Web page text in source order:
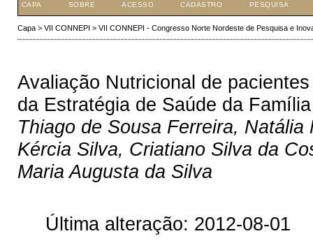
CAPA SOBRE ACESSO CADASTRO PESQUISA
Capa> VII CONNEPI > VII CONNEPI - Congresso Norte Nordeste de Pesquisa e
Avaliação Nutricional de
da Estratégia de Saúde da
Thiago de Sousa Ferreira,
Kércia Silva, Criatiano Silva da
Maria Augusta da Silva
Última alteração: 2012-08-01